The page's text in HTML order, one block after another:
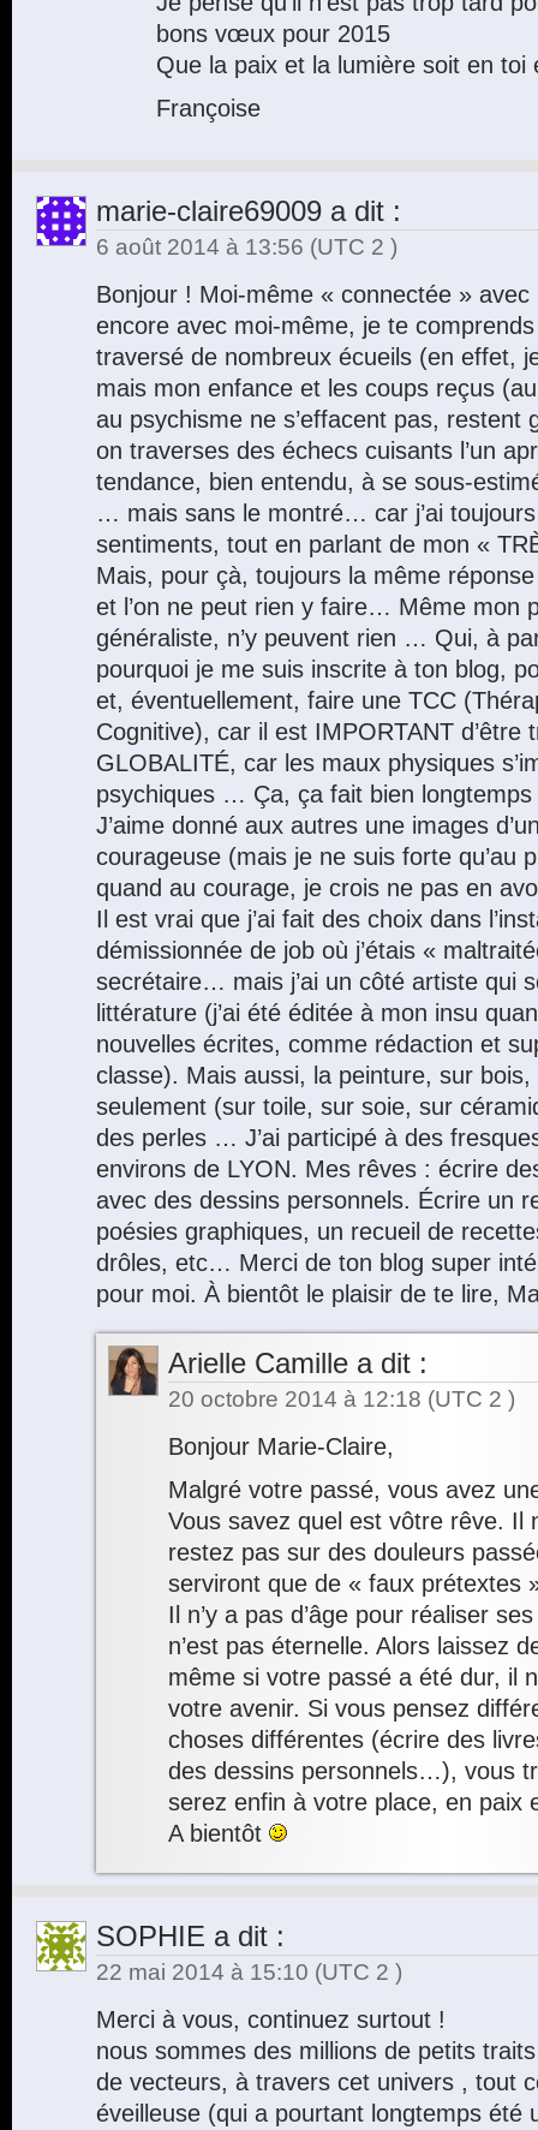
bons vœux pour 2015
Que la paix et la lumière soit en toi
Françoise
marie-claire69009 a dit :
6 août 2014 à 13:56 (UTC 2 )
Bonjour ! Moi-même « connectée » avec
encore avec moi-même, je te
traversé de nombreux écueils (en effet,
mais mon enfance et les coups reçus
au psychisme ne s’effacent pas, restent
on traverses des échecs cuisants l’un
tendance, bien entendu, à se sous-
… mais sans le montré… car j’ai
sentiments, tout en parlant de mon «
Mais, pour çà, toujours la même
et l’on ne peut rien y faire… Même mon
généraliste, n’y peuvent rien … Qui, à
pourquoi je me suis inscrite à ton blog,
et, éventuellement, faire une TCC
Cognitive), car il est IMPORTANT d’être
GLOBALITÉ, car les maux physiques
psychiques … Ça, ça fait bien
J’aime donné aux autres une images
courageuse (mais je ne suis forte qu’au
quand au courage, je crois ne pas en
Il est vrai que j’ai fait des choix dans
démissionnée de job où j’étais «
secrétaire… mais j’ai un côté artiste qui
littérature (j’ai été éditée à mon insu
nouvelles écrites, comme rédaction et
classe). Mais aussi, la peinture, sur
seulement (sur toile, sur soie, sur
des perles … J’ai participé à des
environs de LYON. Mes rêves : écrire
avec des dessins personnels. Écrire un
poésies graphiques, un recueil de
drôles, etc… Merci de ton blog super
pour moi. À bientôt le plaisir de te lire,
Arielle Camille a dit :
20 octobre 2014 à 12:18 (UTC 2 )
Bonjour Marie-Claire,
Malgré votre passé, vous avez
Vous savez quel est vôtre rêve. Il
restez pas sur des douleurs
serviront que de « faux prétextes
Il n’y a pas d’âge pour réaliser
n’est pas éternelle. Alors laissez
même si votre passé a été dur, il
votre avenir. Si vous pensez
choses différentes (écrire des
des dessins personnels…), vous
serez enfin à votre place, en paix
A bientôt
SOPHIE a dit :
22 mai 2014 à 15:10 (UTC 2 )
Merci à vous, continuez surtout !
nous sommes des millions de petits
de vecteurs, à travers cet univers , tout
éveilleuse (qui a pourtant longtemps été